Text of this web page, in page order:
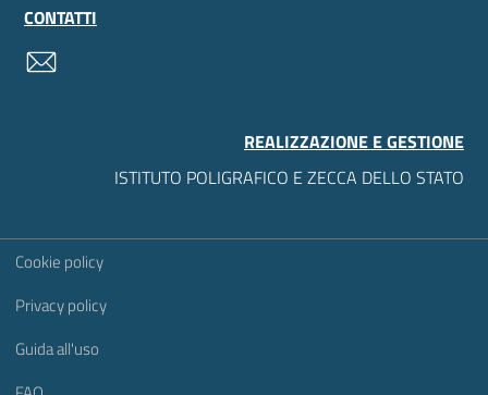
CONTATTI
REALIZZAZIONE E GESTIONE
ISTITUTO POLIGRAFICO E ZECCA DELLO STATO
Sezione Link Utili
Cookie policy
Privacy policy
Guida all'uso